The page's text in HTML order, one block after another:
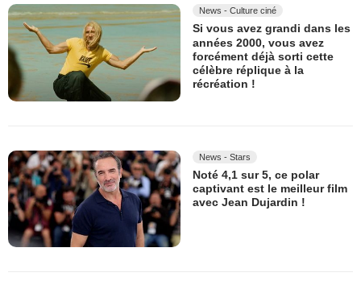
News - Culture ciné
Si vous avez grandi dans les
années 2000, vous avez
forcément déjà sorti cette
célèbre réplique à la
récréation !
News - Stars
Noté 4,1 sur 5, ce polar
captivant est le meilleur film
avec Jean Dujardin !